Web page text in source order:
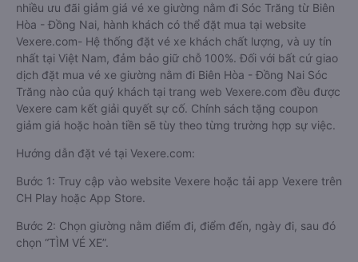
nhiều ưu đãi giảm giá vé xe giường nằm đi Sóc Trăng từ Biên
Hòa - Đồng Nai, hành khách có thể đặt mua tại website
Vexere.com- Hệ thống đặt vé xe khách chất lượng, và uy tín
nhất tại Việt Nam, đảm bảo giữ chỗ 100%. Đối với bất cứ giao
dịch đặt mua vé xe giường nằm đi Biên Hòa - Đồng Nai Sóc
Trăng nào của quý khách tại trang web Vexere.com đều được
Vexere cam kết giải quyết sự cố. Chính sách tặng coupon
giảm giá hoặc hoàn tiền sẽ tùy theo từng trường hợp sự việc.
Hướng dẫn đặt vé tại Vexere.com:
Bước 1: Truy cập vào website Vexere hoặc tải app Vexere trên
CH Play hoặc App Store.
Bước 2: Chọn giường nằm điểm đi, điểm đến, ngày đi, sau đó
chọn “TÌM VÉ XE”.